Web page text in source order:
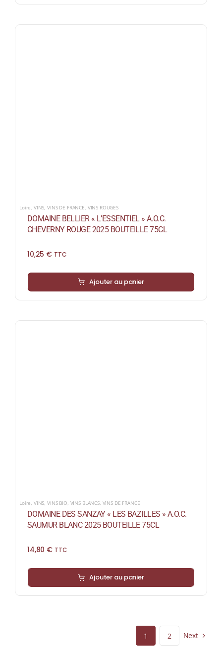
Loire VINS ,VINS DE FRANCE VINS ROUGES
DOMAINE BELLIER « L’ESSENTIEL » A.O.C.
CHEVERNY ROUGE 2025 BOUTEILLE 75CL
10,25 € TTC
Ajouter au panier
Loire, VINS,VINS BIO, VINS BLANCS, VINS DE FRANCE
DOMAINE DES SANZAY « LES BAZILLES » A.O.C.
SAUMUR BLANC 2025 BOUTEILLE 75CL
14,80 € TTC
Ajouter au panier
1 2 Next